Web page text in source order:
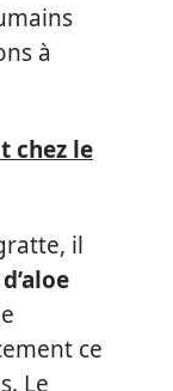
à
chez le
il
ce
Le